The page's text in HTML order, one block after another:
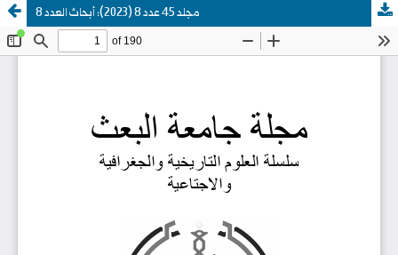
مجلد 45 عدد 8 (2023): أبحاث العدد 8